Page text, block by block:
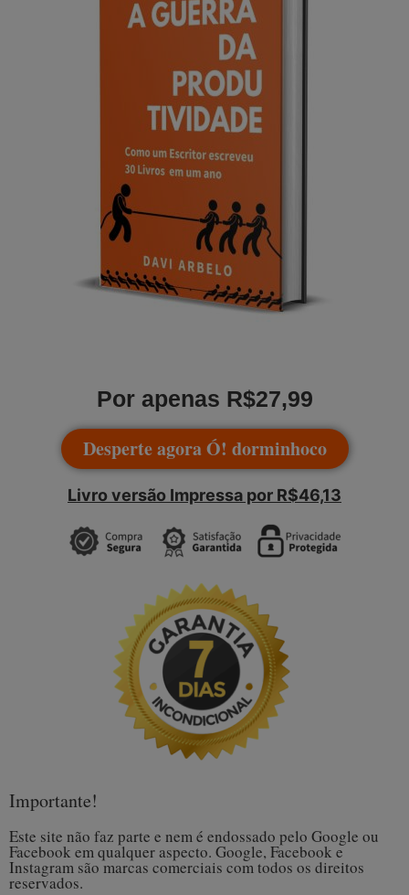
Por apenas R$27,99
Desperte agora Ó! dorminhoco
Livro versão Impressa por R$46,13
Importante!
Este site não faz parte e nem é endossado pelo Google ou
Facebook em qualquer aspecto. Google, Facebook e
Instagram são marcas comerciais com todos os direitos
reservados.